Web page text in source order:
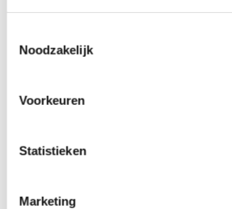
Noodzakelijk
Voorkeuren
Statistieken
Marketing